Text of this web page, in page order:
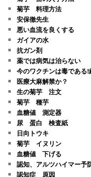
菊芋 料理方法
安保徹先生
悪い血流を良くする
ガイアの水
抗ガン剤
薬では病気は治らない
今のワクチンは毒である!
医療大麻解禁か？
生の菊芋 注文
菊芋 種芋
血糖値 測定器
尿 蛋白 検査紙
日向トウキ
菊芋 イヌリン
血糖値 下げる
認知、アルツハイマー予
認知症 原因